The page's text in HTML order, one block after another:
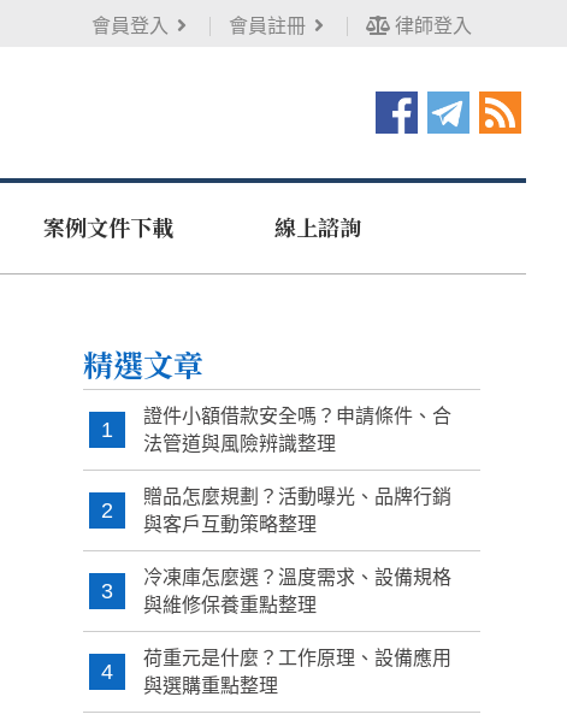
會員登入 會員註冊 律師登入
案例文件下載 線上諮詢
精選文章
1
證件小額借款安全嗎？申請條件、合
法管道與風險辨識整理
2
贈品怎麼規劃？活動曝光、品牌行銷
與客戶互動策略整理
3
冷凍庫怎麼選？溫度需求、設備規格
與維修保養重點整理
4
荷重元是什麼？工作原理、設備應用
與選購重點整理